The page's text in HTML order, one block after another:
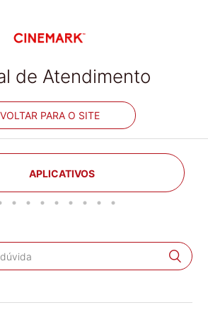
de Atendimento
VOLTAR PARA O SITE
APLICATIVOS